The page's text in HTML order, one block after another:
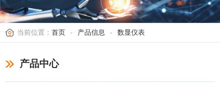
当前位置： 首页 - 产品信息 - 数显仪表
产品中心